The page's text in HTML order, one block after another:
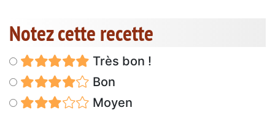
Notez cette recette
Très bon !
Bon
Moyen